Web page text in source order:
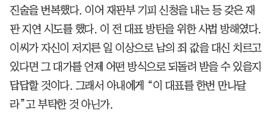
진술을 번복했다. 이어 재판부 기피 신청을 내는 등 갖은 재
판 지연 시도를 했다. 이 전 대표 방탄을 위한 사법 방해였다.
이씨가 자신이 저지른 일 이상으로 남의 죄 값을 대신 치르고
있다면 그 대가를 언제 어떤 방식으로 되돌려 받을 수 있을지
답답할 것이다. 그래서 아내에게 “이 대표를 한번 만나달
라”고 부탁한 것 아닌가.